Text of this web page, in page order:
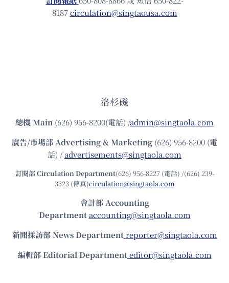
8187circulation@singtaousa.com
洛杉磯
總機Main (626) 956-8200(電話) /admin@singtaola.com
廣告/市場部Advertising & Marketing (626) 956-8200 (電
話) /advertisements@singtaola.com
訂閱部 Circulation Department(626) 956-8227 (電話) /(626) 239-
3323 (傳真)circulation@singtaola.com
會計部 Accounting
Department accounting@singtaola.com
新聞採訪部 News Department reporter@singtaola.com
編輯部 Editorial Department editor@singtaola.com